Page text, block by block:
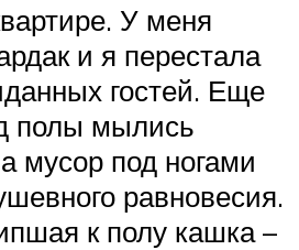
У меня
и я перестала
гостей. Еще
полы мылись
мусор под ногами
равновесия.
к полу кашка –